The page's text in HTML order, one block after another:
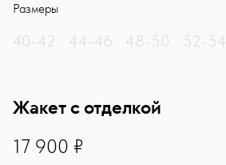
Размеры
40-42 44-46 48-50 52-54
Жакет с отделкой
17900
17 900 ₽